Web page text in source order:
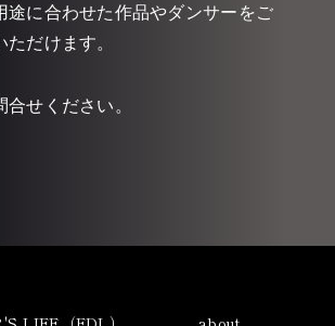
途に合わせた作品やダンサーをご
だけます。
せください。